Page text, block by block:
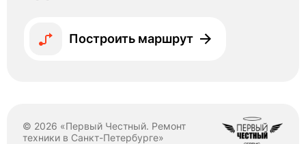
Построить маршрут
© 2026 «Первый Честный. Ремонт
техники в Санкт-Петербурге»